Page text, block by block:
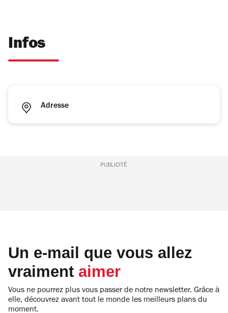
Infos
Adresse
PUBLICITÉ
Un e-mail que vous allez
vraiment aimer
Vous ne pourrez plus vous passer de notre newsletter. Grâce à
elle, découvrez avant tout le monde les meilleurs plans du
moment.